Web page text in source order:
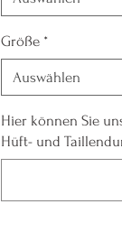
Größe *
Auswählen
Hier können Sie
Hüft- und